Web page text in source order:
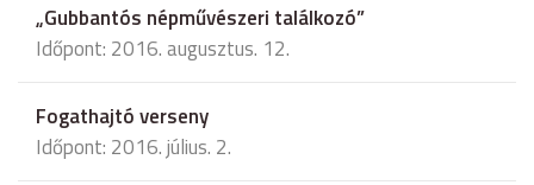
„Gubbantós népművészeri találkozó”
Időpont: 2016. augusztus. 12.
Fogathajtó verseny
Időpont: 2016. július. 2.